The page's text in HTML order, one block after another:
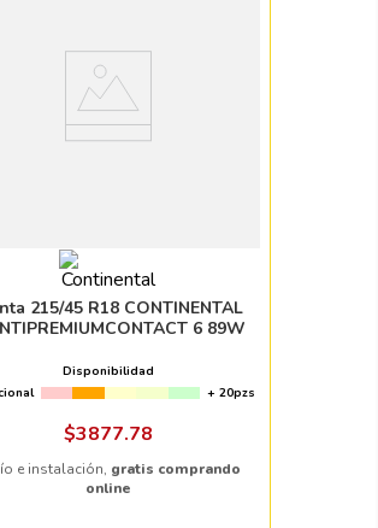
215/45 R18 CONTINENTAL
6 89W
Disponibilidad
+ 20pzs
$3877.78
e instalación, gratis comprando
online